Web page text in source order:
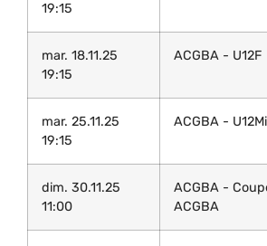
19:15
mar. 18.11.25
19:15
ACGBA - U12F
mar. 25.11.25
19:15
ACGBA -
dim. 30.11.25
11:00
ACGBA -
ACGBA